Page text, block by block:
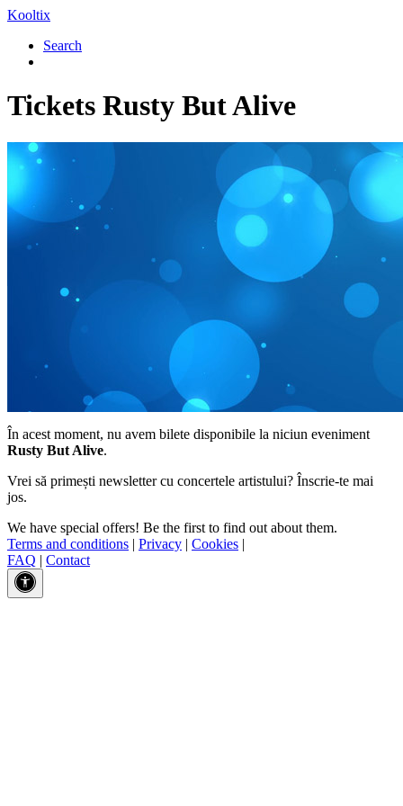
Kooltix
Search
Tickets Rusty But Alive
În acest moment, nu avem bilete disponibile la niciun eveniment
Rusty But Alive.
Vrei să primești newsletter cu concertele artistului? Înscrie-te mai
jos.
We have special offers! Be the first to find out about them.
Terms and conditions | Privacy | Cookies |
FAQ | Contact